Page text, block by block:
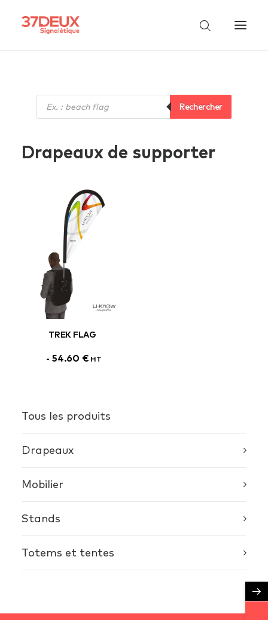
Tous les produits
Drapeaux
Mobilier
Stands
Totems et tentes
Recherche
de
Rechercher
Drapeaux de supporter
TREK FLAG
54.60 € HT
→